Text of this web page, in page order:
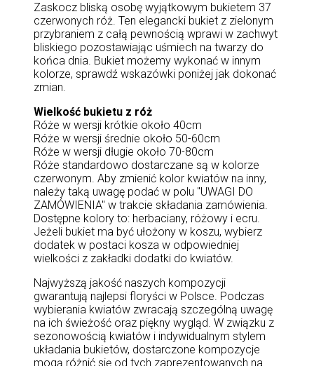
Zaskocz bliską osobę wyjątkowym bukietem 37
czerwonych róż. Ten elegancki bukiet z zielonym
przybraniem z całą pewnością wprawi w zachwyt
bliskiego pozostawiając uśmiech na twarzy do
końca dnia. Bukiet możemy wykonać w innym
kolorze, sprawdź wskazówki poniżej jak dokonać
zmian.
Wielkość bukietu z róż
Róże w wersji krótkie około 40cm
Róże w wersji średnie około 50-60cm
Róże w wersji długie około 70-80cm
Róże standardowo dostarczane są w kolorze
czerwonym. Aby zmienić kolor kwiatów na inny,
należy taką uwagę podać w polu "UWAGI DO
ZAMÓWIENIA" w trakcie składania zamówienia.
Dostępne kolory to: herbaciany, różowy i ecru.
Jeżeli bukiet ma być ułożony w koszu, wybierz
dodatek w postaci kosza w odpowiedniej
wielkości z zakładki dodatki do kwiatów.
Najwyższą jakość naszych kompozycji
gwarantują najlepsi floryści w Polsce. Podczas
wybierania kwiatów zwracają szczególną uwagę
na ich świeżość oraz piękny wygląd. W związku z
sezonowością kwiatów i indywidualnym stylem
układania bukietów, dostarczone kompozycje
mogą różnić się od tych zaprezentowanych na